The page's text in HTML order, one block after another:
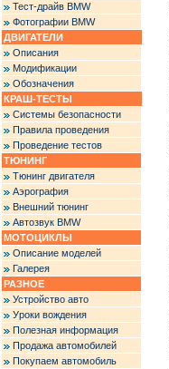
Тест-драйв BMW
Фотографии BMW
ДВИГАТЕЛИ
Описания
Модификации
Обозначения
КРАШ-ТЕСТЫ
Системы безопасности
Правила проведения
Проведение тестов
ТЮНИНГ
Тюнинг двигателя
Аэрография
Внешний тюнинг
Автозвук BMW
МОТОЦИКЛЫ
Описание моделей
Галерея
РАЗНОЕ
Устройство авто
Уроки вождения
Полезная информация
Продажа автомобилей
Покупаем автомобиль